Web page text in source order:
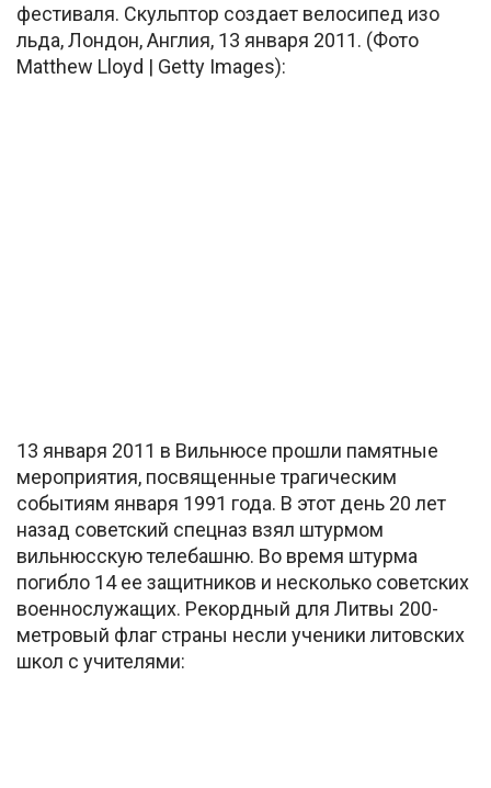
фестиваля. Скульптор создает велосипед изо
льда, Лондон, Англия, 13 января 2011. (Фото
Matthew Lloyd | Getty Images):
13 января 2011 в Вильнюсе прошли памятные
мероприятия, посвященные трагическим
событиям января 1991 года. В этот день 20 лет
назад советский спецназ взял штурмом
вильнюсскую телебашню. Во время штурма
погибло 14 ее защитников и несколько советских
военнослужащих. Рекордный для Литвы 200-
метровый флаг страны несли ученики литовских
школ с учителями: